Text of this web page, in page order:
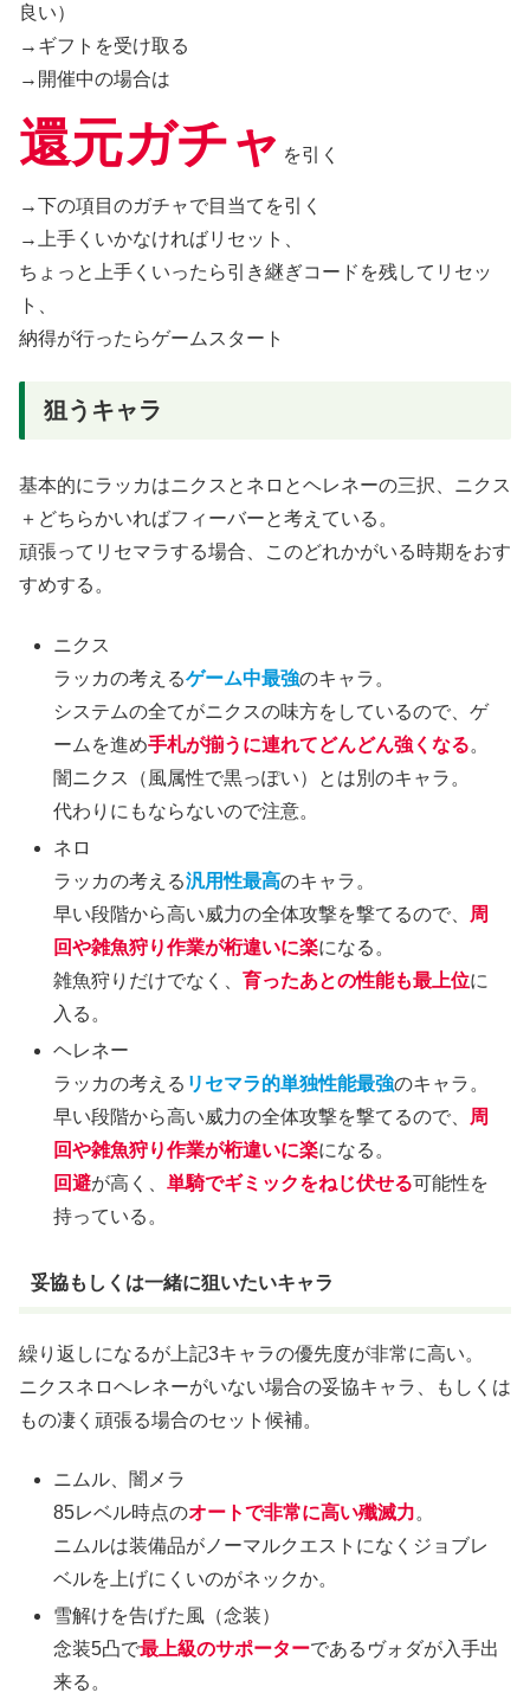
良い）
→ギフトを受け取る
→開催中の場合は
還元ガチャ を引く
→下の項目のガチャで目当てを引く
→上手くいかなければリセット、
ちょっと上手くいったら引き継ぎコードを残してリセッ
ト、
納得が行ったらゲームスタート
狙うキャラ
基本的にラッカはニクスとネロとヘレネーの三択、ニクス
＋どちらかいればフィーバーと考えている。
頑張ってリセマラする場合、このどれかがいる時期をおす
すめする。
ニクス
ラッカの考えるゲーム中最強のキャラ。
システムの全てがニクスの味方をしているので、ゲ
ームを進め手札が揃うに連れてどんどん強くなる。
闇ニクス（風属性で黒っぽい）とは別のキャラ。
代わりにもならないので注意。
ネロ
ラッカの考える汎用性最高のキャラ。
早い段階から高い威力の全体攻撃を撃てるので、
周
回や雑魚狩り作業が桁違いに楽になる。
雑魚狩りだけでなく、育ったあとの性能も最上位に
入る。
ヘレネー
ラッカの考える リセマラ的単独性能最強のキャラ。
早い段階から高い威力の全体攻撃を撃てるので、
周
回や雑魚狩り作業が桁違いに楽になる。
回避が高く、単騎でギミックをねじ伏せる可能性を
持っている。
妥協もしくは一緒に狙いたいキャラ
繰り返しになるが上記3キャラの優先度が非常に高い。
ニクスネロヘレネーがいない場合の妥協キャラ、もしくは
もの凄く頑張る場合のセット候補。
ニムル、闇メラ
85レベル時点のオートで非常に高い殲滅力。
ニムルは装備品がノーマルクエストになくジョブレ
ベルを上げにくいのがネックか。
雪解けを告げた風（念装）
念装5凸で最上級のサポーターであるヴォダが入手出
来る。